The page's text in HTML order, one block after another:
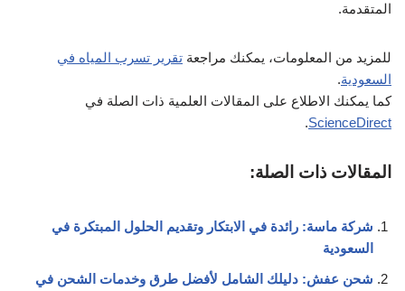
المتقدمة.
للمزيد من المعلومات، يمكنك مراجعة تقرير تسرب المياه في
السعودية.
كما يمكنك الاطلاع على المقالات العلمية ذات الصلة في
ScienceDirect
.
المقالات ذات الصلة:
شركة ماسة: رائدة في الابتكار وتقديم الحلول المبتكرة في
السعودية
شحن عفش: دليلك الشامل لأفضل طرق وخدمات الشحن في